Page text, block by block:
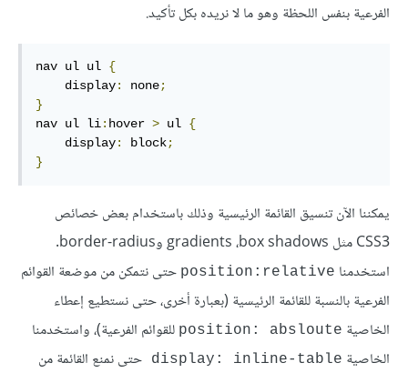
الفرعية بنفس اللحظة وهو ما لا نريده بكل تأكيد.
nav ul ul {
    display
: none;
}
nav ul li: hover > ul {
    display
: block;
}
يمكننا الآن تنسيق القائمة الرئيسية وذلك باستخدام بعض خصائص
CSS3 مثل gradients ،box shadows وborder-radius.
استخدمنا position:relative حتى نتمكن من موضعة القوائم
الفرعية بالنسبة للقائمة الرئيسية (بعبارة أخرى، حتى نستطيع إعطاء
الخاصية position: absloute للقوائم الفرعية)، واستخدمنا
الخاصية display: inline-table
حتى نمنع القائمة من